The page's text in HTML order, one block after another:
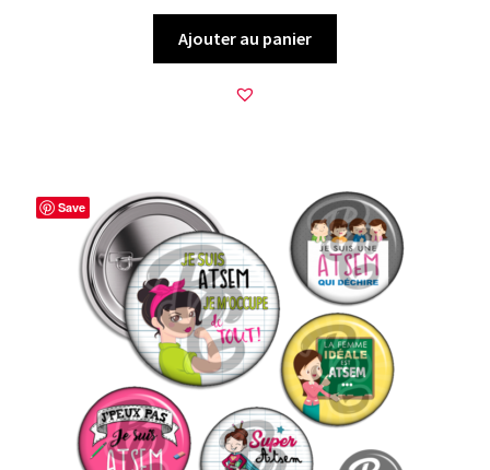
Ajouter au panier
Save